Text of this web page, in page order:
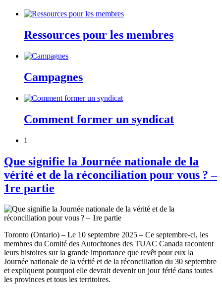
Ressources pour les membres
Campagnes
Comment former un syndicat
1
Que signifie la Journée nationale de la
vérité et de la réconciliation pour vous ? –
1re partie
Toronto (Ontario) – Le 10 septembre 2025 – Ce septembre-ci, les
membres du Comité des Autochtones des TUAC Canada racontent
leurs histoires sur la grande importance que revêt pour eux la
Journée nationale de la vérité et de la réconciliation du 30 septembre
et expliquent pourquoi elle devrait devenir un jour férié dans toutes
les provinces et tous les territoires.